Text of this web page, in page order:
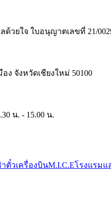
วยใจ ใบอนุญาตเลขที่ 21/
ง จังหวัดเชียงใหม่ 50100
น. - 15.00 น.
ตั๋วเครื่องบินM.I.C.Eโรงแรมแ